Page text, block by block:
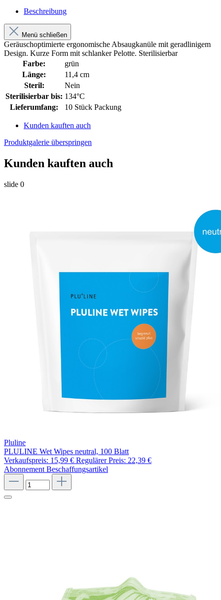
Beschreibung
Menü schließen
Geräuschoptimierte ergonomische Absaugkanüle mit geradlinigem
Design. Kurze Form mit schlanker Pelotte. Sterilisierbar
Farbe:
grün
Länge:
11,4 cm
Steril:
Nein
Sterilisierbar bis: 134°C
Lieferumfang:
10 Stück Packung
Kunden kauften auch
Produktgalerie überspringen
Kunden kauften auch
slide 0
Pluline
PLULINE Wet Wipes neutral, 100 Blatt
Verkaufspreis: 15,99 € Regulärer Preis: 22,39 €
Abonnement Beschaffungsartikel